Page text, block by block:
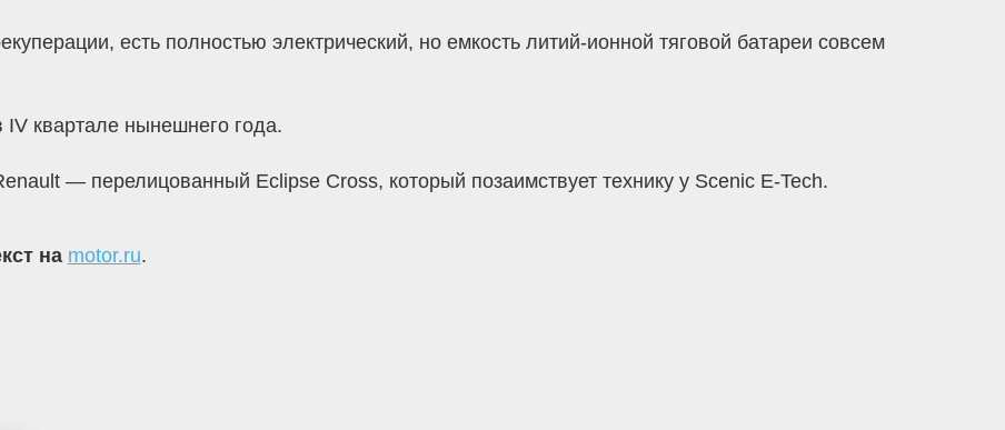
есть полностью электрический, но емкость литий-ионной тяговой батареи совсем
квартале нынешнего года.
— перелицованный Eclipse Cross, который позаимствует технику у Scenic E-Tech.
на motor.ru.